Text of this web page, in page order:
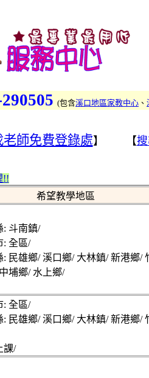
(包含溪口地區家教中心 、
老師免費登錄處】 【
!!
希望教學地區
: 斗南鎮/
: 全區/
: 民雄鄉/ 溪口鄉/ 大林鎮/ 新港鄉/
埔鄉/ 水上鄉/
: 全區/
: 民雄鄉/ 溪口鄉/ 大林鎮/ 新港鄉/
課/